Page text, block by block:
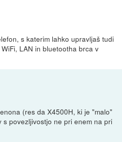
s katerim lahko upravljaš tudi
LAN in bluetootha brca v
(res da X4500H, ki je "malo"
povezljivostjo ne pri enem na pri